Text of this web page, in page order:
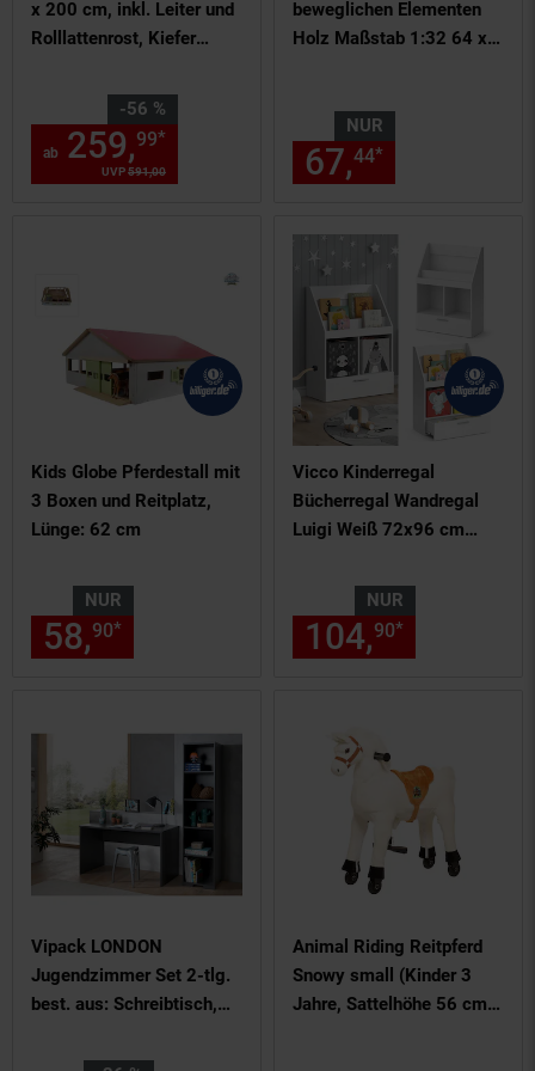
x 200 cm, inkl. Leiter und
Rolllattenrost, Kiefer
-56 %
Sie Sparen 56 Prozent,
UVP591,00
ab 259,99* 99€ Sternchen
beweglichen Elementen
Holz Maßstab 1:32 64 x
NUR
67,44*
Kids Globe Pferdestall mit
3 Boxen und Reitplatz,
Lünge: 62 cm
NUR
58,90* € Sternchen
Vicco Kinderregal
Bücherregal Wandregal
Luigi Weiß 72x96 cm
Regal Spielzeugregal
Dekoregal Standregal
Aufbewahrungsregal
NUR
104,90*
Vipack LONDON
Jugendzimmer Set 2-tlg.
best. aus: Schreibtisch,
Anthrazit, Absatz Buche
Animal Riding Reitpferd
Snowy small (Kinder 3
Jahre, Sattelhöhe 56 cm,